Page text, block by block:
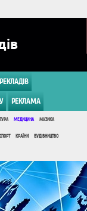
РЕКЛАМА
МЕДИЦИНА МУЗИКА
СПОРТ КРАЇНИ БУДІВНИЦТВО